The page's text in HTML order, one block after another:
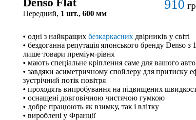
Передний, 1 шт., 600 мм
910
• одні з найкращих безкаркасних двірників у світі
• бездоганна репутація японського бренду Denso
лише товари преміум-рівня
• мають спеціальне кріплення саме для вашого
• завдяки асиметричному спойлеру для притиску
зустрічний потік повітря
• проходять випробування на підвищених
• оснащені довговічною чистячою гумкою
• добре працюють як взимку, так і влітку
• вироблені у Франції